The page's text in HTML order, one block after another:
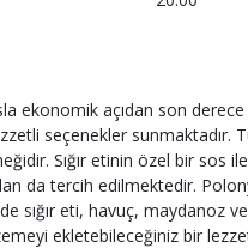
ekonomik açıdan son
seçenekler sunmaktadır.
Sığır etinin özel bir sos
da tercih edilmektedir.
sığır eti, havuç,
ekletebileceğiniz bir